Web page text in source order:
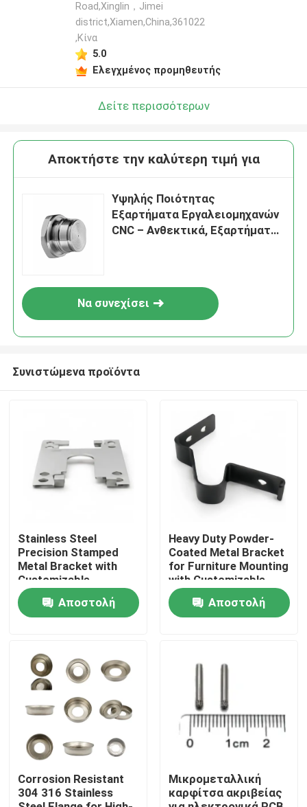
Σπίτι
Προϊόντα
Βίντεο
Road,Xinglin，Jimei
district,Xiamen,China,361022
,Κίνα
5.0
Ελεγχμένος προμηθευτής
Δείτε περισσότερων
Αποκτήστε την καλύτερη τιμή για
Υψηλής Ποιότητας
Εξαρτήματα Εργαλειομηχανών
CNC – Ανθεκτικά, Εξαρτήματα
Να συνεχίσει
Συνιστώμενα προϊόντα
Stainless Steel
Precision Stamped
Metal Bracket with
Customizable
Dimensions for
Hardware Connector
Αποστολή
Heavy Duty Powder-
Coated Metal Bracket
for Furniture Mounting
with Customizable
Options
Αποστολή
Corrosion Resistant
304 316 Stainless
Μικρομεταλλική
καρφίτσα ακριβείας